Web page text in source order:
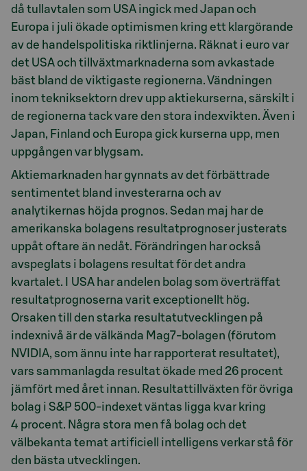
då tullavtalen som USA ingick med Japan och
Europa i juli ökade optimismen kring ett klargörande
av de handelspolitiska riktlinjerna. Räknat i euro var
det USA och tillväxtmarknaderna som avkastade
bäst bland de viktigaste regionerna. Vändningen
inom tekniksektorn drev upp aktiekurserna, särskilt i
de regionerna tack vare den stora indexvikten. Även i
Japan, Finland och Europa gick kurserna upp, men
uppgången var blygsam.
Aktiemarknaden har gynnats av det förbättrade
sentimentet bland investerarna och av
analytikernas höjda prognos. Sedan maj har de
amerikanska bolagens resultatprognoser justerats
uppåt oftare än nedåt. Förändringen har också
avspeglats i bolagens resultat för det andra
kvartalet. I USA har andelen bolag som överträffat
resultatprognoserna varit exceptionellt hög.
Orsaken till den starka resultatutvecklingen på
indexnivå är de välkända Mag7-bolagen (förutom
NVIDIA, som ännu inte har rapporterat resultatet),
vars sammanlagda resultat ökade med 26 procent
jämfört med året innan. Resultattillväxten för övriga
bolag i S&P 500-indexet väntas ligga kvar kring
4 procent. Några stora men få bolag och det
välbekanta temat artificiell intelligens verkar stå för
den bästa utvecklingen.